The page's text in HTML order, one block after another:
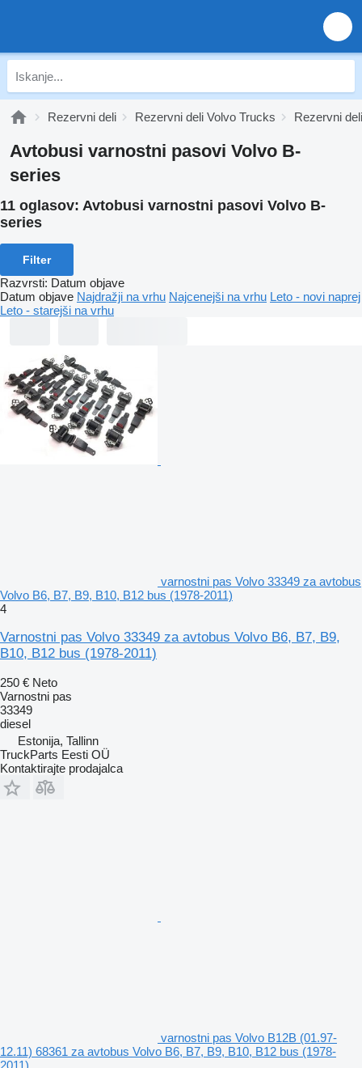
Rezervni deli Rezervni deli Volvo Trucks Rezervni
Avtobusi varnostni pasovi Volvo B-
series
11 oglasov: Avtobusi varnostni pasovi Volvo B-
series
Filter
Razvrsti: Datum objave
Datum objave Najdražji na vrhu Najcenejši na vrhu Leto - novi naprej
Leto - starejši na vrhu
varnostni pas Volvo 33349 za avtobus
Volvo B6, B7, B9, B10, B12 bus (1978-2011)
4
Varnostni pas Volvo 33349 za avtobus Volvo B6, B7, B9,
B10, B12 bus (1978-2011)
250 € Neto
Varnostni pas
33349
diesel
Estonija, Tallinn
TruckParts Eesti OÜ
Kontaktirajte prodajalca
varnostni pas Volvo B12B (01.97-
12.11) 68361 za avtobus Volvo B6, B7, B9, B10, B12 bus (1978-
2011)